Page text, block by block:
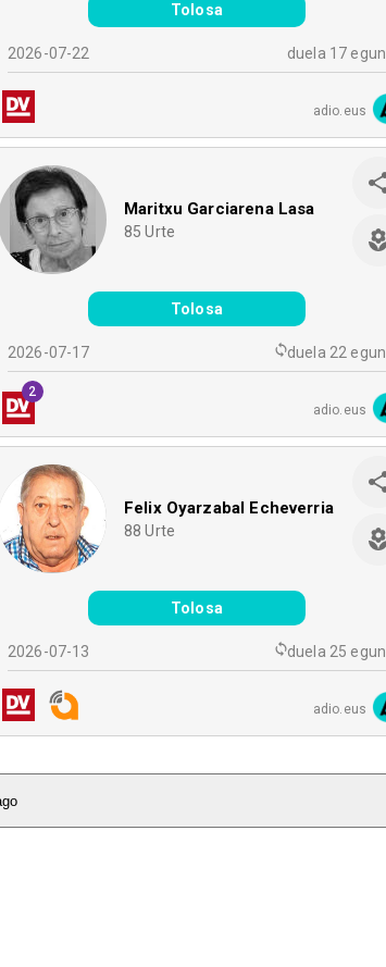
Tolosa
2026-07-22 duela 17 egun
adio.eus
Maritxu Garciarena Lasa
85 Urte
Tolosa
2026-07-17 duela 22 egun
2
adio.eus
Felix Oyarzabal Echeverria
88 Urte
Tolosa
2026-07-13 duela 25 egun
adio.eus